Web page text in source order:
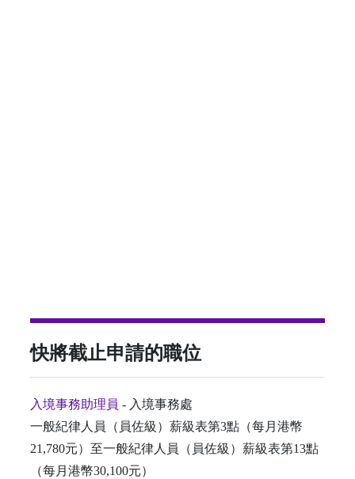
快將截止申請的職位
入境事務助理員 - 入境事務處
一般紀律人員（員佐級）薪級表第3點（每月港幣
21,780元）至一般紀律人員（員佐級）薪級表第13點
（每月港幣30,100元）